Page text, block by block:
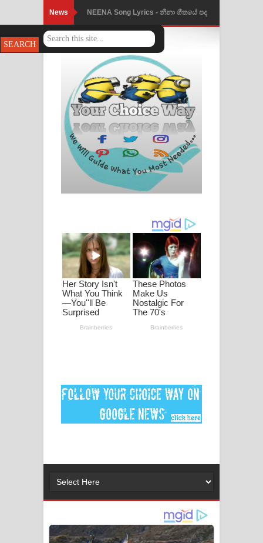
News Ahimi Wimai Himi Song Lyrics - අහිමි
විමයි හිමි ගීතයේ පද පෙළ
Mathaka Parana Song Lyrics - මතක
පාරනා ගීතයේ පද පෙළ
Nimnadhen Song Lyrics - නිම්නාදෙන්
ගීතයේ පද පෙළ
Obamai Mage Adare Song Lyrics -
ඔබමයි මගේ ආදරේ ගීතයේ පද පෙළ
ගීතයේ පද පෙළ
Ankeliya Song Lyrics - අංකෙළිය ගීතයේ
පද පෙළ
DEAR GOD Song Lyrics - ඩියර් ගෝඩ්
මනමාල කතා ගීතයේ පද පෙළ
Dai Dai Lyrics - Shakira, Burna Boy |
අම්මා ගීතයේ පද පෙළ
ගීතයේ පද පෙළ